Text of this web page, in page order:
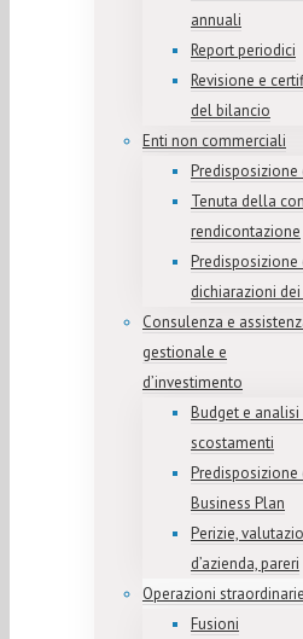
annuali
Report periodici
Revisione e
del bilancio
Enti non commerciali
Predisposizione
Tenuta della
rendicontazione
Predisposizione
dichiarazioni
Consulenza e
gestionale e
d’investimento
Budget e analisi
scostamenti
Predisposizione
Business Plan
Perizie,
d’azienda, pareri
Operazioni straordinarie
Fusioni